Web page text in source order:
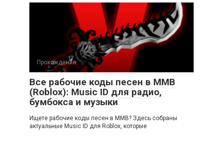
Прохождения
Все рабочие коды песен в ММВ
(Roblox): Music ID для радио,
бумбокса и музыки
Ищете рабочие коды песен в ММВ? Здесь собраны
актуальные Music ID для Roblox, которые